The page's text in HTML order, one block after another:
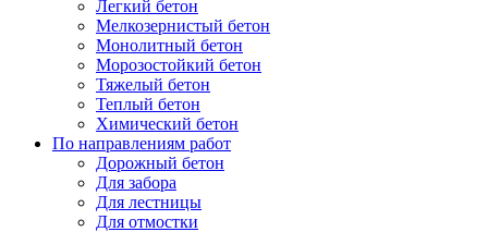
Легкий бетон
Мелкозернистый бетон
Монолитный бетон
Морозостойкий бетон
Тяжелый бетон
Теплый бетон
Химический бетон
По направлениям работ
Дорожный бетон
Для забора
Для лестницы
Для отмостки